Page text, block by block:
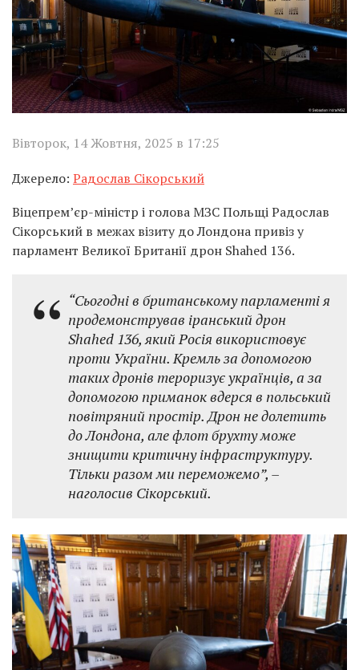
Вівторок, 14 Жовтня, 2025 в 17:25
Джерело: Радослав Сікорський
Віцепрем’єр-міністр і голова МЗС Польщі Радослав
Сікорський в межах візиту до Лондона привіз у
парламент Великої Британії дрон Shahed 136.
“Сьогодні в британському парламенті я
продемонстрував іранський дрон
Shahed 136, який Росія використовує
проти України. Кремль за допомогою
таких дронів тероризує українців, а за
допомогою приманок вдерся в польський
повітряний простір. Дрон не долетить
до Лондона, але флот брухту може
знищити критичну інфраструктуру.
Тільки разом ми переможемо”, –
наголосив Сікорський.